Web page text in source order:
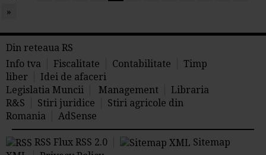
»
Din reteaua RS
Info tva
Fiscalitate Contabilitate
Timp
liber
Idei de afaceri
Legislatia Muncii
Management
Libraria
R&S
Stiri juridice
Stiri agricole din
Romania
AdSense
RSS Flux RSS 2.0
Sitemap